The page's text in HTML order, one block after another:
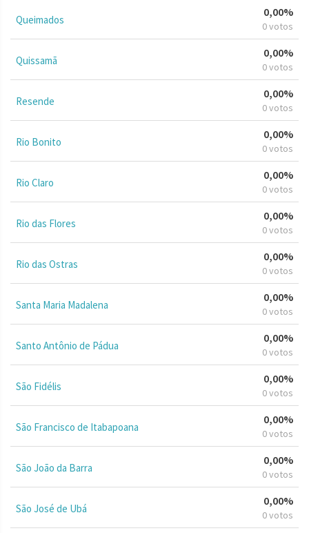
Queimados
0,00%
0 votos
Quissamã
0,00%
0 votos
Resende
0,00%
0 votos
Rio Bonito
0,00%
0 votos
Rio Claro
0,00%
0 votos
Rio das Flores
0,00%
0 votos
Rio das Ostras
0,00%
0 votos
Santa Maria Madalena
0,00%
0 votos
Santo Antônio de Pádua
0,00%
0 votos
São Fidélis
0,00%
0 votos
São Francisco de Itabapoana
0,00%
0 votos
São João da Barra
0,00%
0 votos
São José de Ubá
0,00%
0 votos